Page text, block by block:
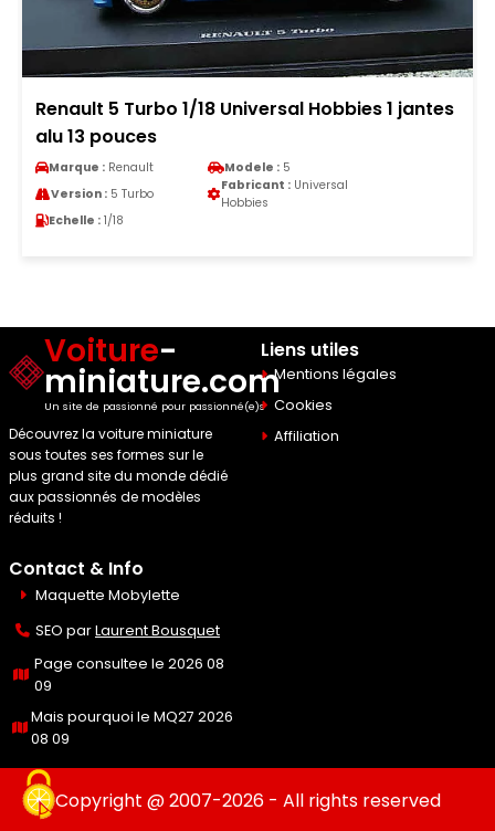
Renault 5 Turbo 1/18 Universal Hobbies 1 jantes
alu 13 pouces
Marque : Renault Modele : 5
Version : 5 Turbo
Fabricant : Universal
Hobbies
Echelle : 1/18
Voiture-
miniature.com
Un site de passionné pour passionné(e)s
Découvrez la voiture miniature
sous toutes ses formes sur le
plus grand site du monde dédié
aux passionnés de modèles
réduits !
Liens utiles
Mentions légales
Cookies
Affiliation
Contact & Info
Maquette Mobylette
SEO parLaurent Bousquet
Page consultee le 2026 08
09
Mais pourquoi le MQ27 2026
08 09
Copyright @ 2007-2026 - All rights reserved